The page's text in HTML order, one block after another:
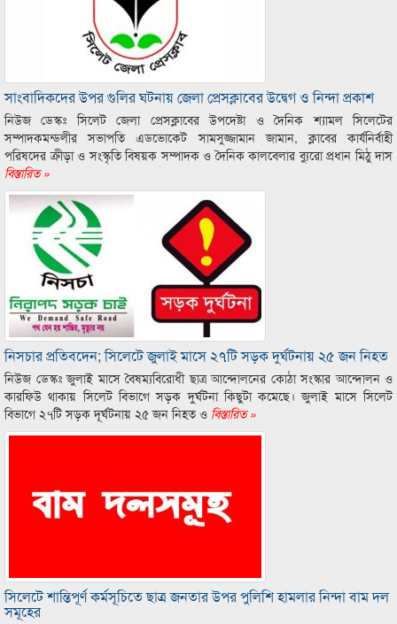
সাংবাদিকদের উপর গুলির ঘটনায় জেলা প্রেসক্লাবের উদ্বেগ ও নিন্দা প্রকাশ
নিউজ ডেস্কঃ সিলেট জেলা প্রেসক্লাবের উপদেষ্টা ও দৈনিক শ্যামল সিলেটের
সম্পাদকমন্ডলীর সভাপতি এডভোকেট সামসুজ্জামান জামান, ক্লাবের কার্যনির্বাহী
পরিষদের ক্রীড়া ও সংস্কৃতি বিষয়ক সম্পাদক ও দৈনিক কালবেলার ব্যুরো প্রধান মিঠু দাস
বিস্তারিত »
নিসচার প্রতিবদেন; সিলেটে জুলাই মাসে ২৭টি সড়ক দুর্ঘটনায় ২৫ জন নিহত
নিউজ ডেস্কঃ জুলাই মাসে বৈষম্যবিরোধী ছাত্র আন্দোলনের কোঠা সংস্কার আন্দোলন ও
কারফিউ থাকায় সিলেট বিভাগে সড়ক দুর্ঘটনা কিছুটা কমেছে। জুলাই মাসে সিলেট
বিভাগে ২৭টি সড়ক দূর্ঘটনায় ২৫ জন নিহত ও বিস্তারিত »
সিলেটে শান্তিপূর্ণ কর্মসূচিতে ছাত্র জনতার উপর পুলিশি হামলার নিন্দা বাম দল
সমূহের